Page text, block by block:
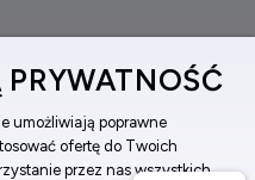
małopolskie
umożliwiają poprawne
ofertę do Twoich
przez nas wszystkich